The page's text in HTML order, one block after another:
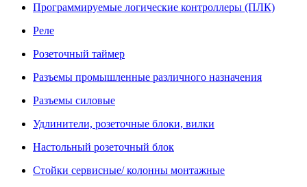
Программируемые логические контроллеры (ПЛК)
Реле
Розеточный таймер
Разъемы промышленные различного назначения
Разъемы силовые
Удлинители, розеточные блоки, вилки
Настольный розеточный блок
Стойки сервисные/ колонны монтажные